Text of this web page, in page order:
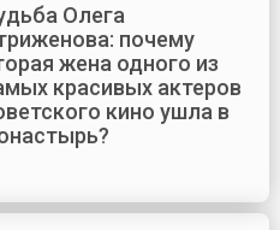
Олега
почему
жена одного из
красивых актеров
кино ушла в